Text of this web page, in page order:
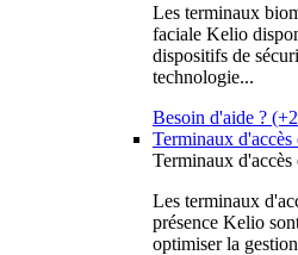
Les terminaux
faciale Kelio
dispositifs de
technologie...
Besoin d'aide ?
Terminaux d'accès
Terminaux d'accès
Les terminaux
présence Kelio
optimiser la